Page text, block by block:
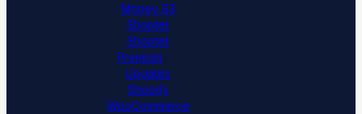
Money S3
Shoptet
Shoptet
Premium
Upgates
Shopify
WooCommerce